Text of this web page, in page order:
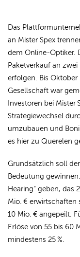
Das
an Mister Spex
dem Online-Optiker.
Paketverkauf an
erfolgen. Bis Oktober
Gesellschaft war
Investoren bei Mister
Strategiewechsel
umzubauen und
es hier zu Querelen
Grundsätzlich soll
Bedeutung
Hearing“ geben, das
Mio. € erwirtschaften
10 Mio. € angepeilt.
Erlöse von 55 bis 60
mindestens 25 %.